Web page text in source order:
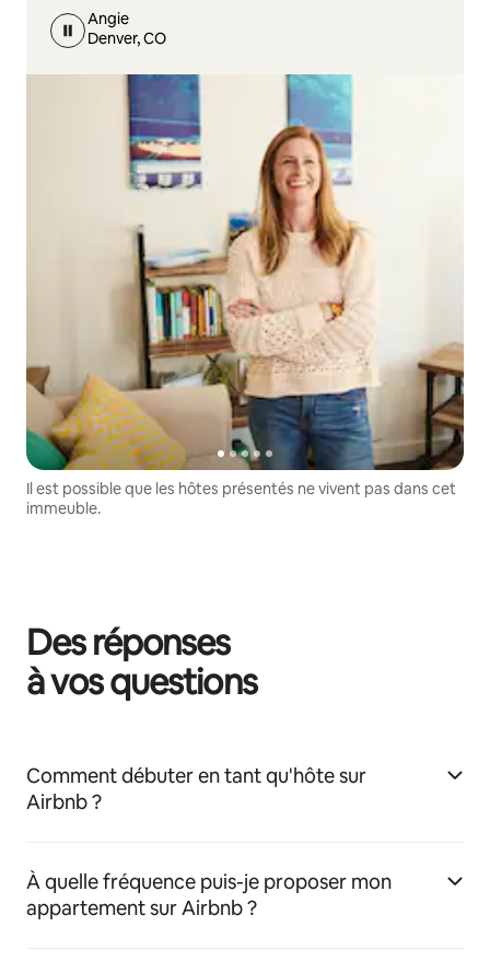
Angie
Denver, CO
Il est possible que les hôtes présentés ne vivent pas dans cet
immeuble.
Des réponses
à vos questions
Comment débuter en tant qu'hôte sur
Airbnb ?
À quelle fréquence puis-je proposer mon
appartement sur Airbnb ?